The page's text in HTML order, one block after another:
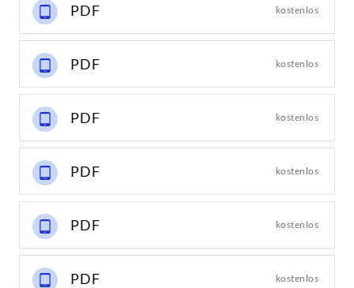
PDF kostenlos
PDF kostenlos
PDF kostenlos
PDF kostenlos
PDF kostenlos
PDF kostenlos